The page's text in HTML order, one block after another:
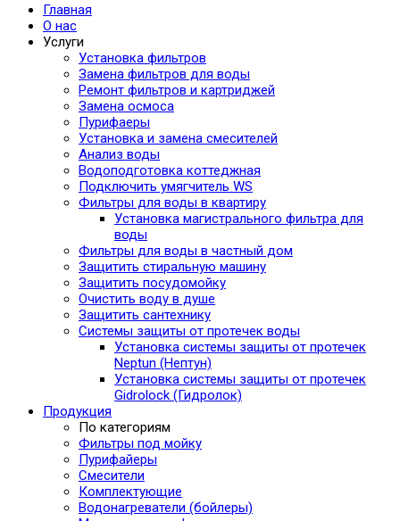
Главная
О нас
Услуги
Установка фильтров
Замена фильтров для воды
Ремонт фильтров и картриджей
Замена осмоса
Пурифаеры
Установка и замена смесителей
Анализ воды
Водоподготовка коттеджная
Подключить умягчитель WS
Фильтры для воды в квартиру
Установка магистрального фильтра для
воды
Фильтры для воды в частный дом
Защитить стиральную машину
Защитить посудомойку
Очистить воду в душе
Защитить сантехнику
Системы защиты от протечек воды
Установка системы защиты от протечек
Neptun (Нептун)
Установка системы защиты от протечек
Gidrolock (Гидролок)
Продукция
По категориям
Фильтры под мойку
Пурифайеры
Смесители
Комплектующие
Водонагреватели (бойлеры)